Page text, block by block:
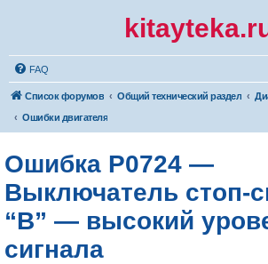
FAQ
Список форумов Общий технический раздел
Ошибки двигателя
Ошибка P0724 —
Выключатель стоп-
“B” — высокий
сигнала